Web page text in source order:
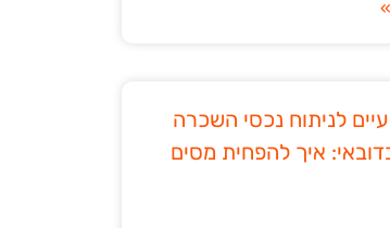
לניתוח נכסי השכרה
איך להפחית מסים